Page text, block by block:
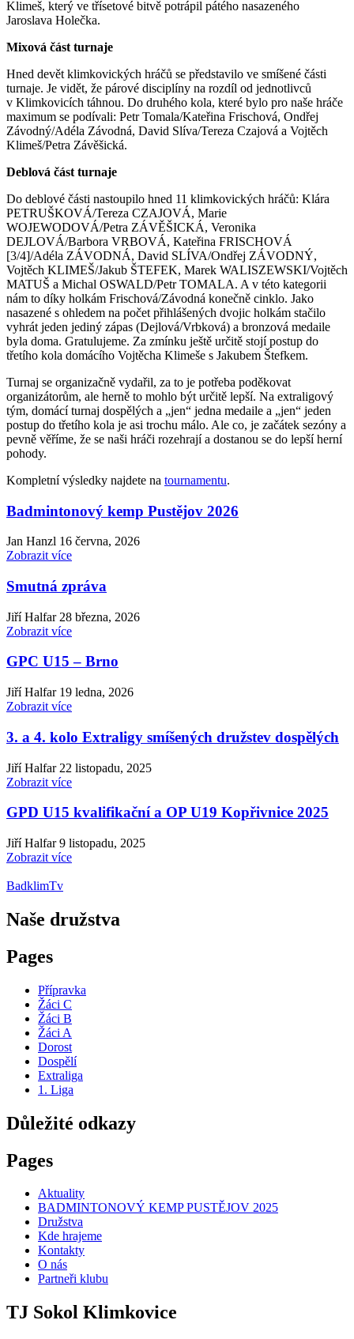
Klimeš, který ve třísetové bitvě potrápil pátého nasazeného
Jaroslava Holečka.
Mixová část turnaje
Hned devět klimkovických hráčů se představilo ve smíšené části
turnaje. Je vidět, že párové disciplíny na rozdíl od jednotlivců
v Klimkovicích táhnou. Do druhého kola, které bylo pro naše hráče
maximum se podívali: Petr Tomala/Kateřina Frischová, Ondřej
Závodný/Adéla Závodná, David Slíva/Tereza Czajová a Vojtěch
Klimeš/Petra Závěšická.
Deblová část turnaje
Do deblové části nastoupilo hned 11 klimkovických hráčů: Klára
PETRUŠKOVÁ/Tereza CZAJOVÁ, Marie
WOJEWODOVÁ/Petra ZÁVĚŠICKÁ, Veronika
DEJLOVÁ/Barbora VRBOVÁ, Kateřina FRISCHOVÁ
[3/4]/Adéla ZÁVODNÁ, David SLÍVA/Ondřej ZÁVODNÝ,
Vojtěch KLIMEŠ/Jakub ŠTEFEK, Marek WALISZEWSKI/Vojtěch
MATUŠ a Michal OSWALD/Petr TOMALA. A v této kategorii
nám to díky holkám Frischová/Závodná konečně cinklo. Jako
nasazené s ohledem na počet přihlášených dvojic holkám stačilo
vyhrát jeden jediný zápas (Dejlová/Vrbková) a bronzová medaile
byla doma. Gratulujeme. Za zmínku ještě určitě stojí postup do
třetího kola domácího Vojtěcha Klimeše s Jakubem Štefkem.
Turnaj se organizačně vydařil, za to je potřeba poděkovat
organizátorům, ale herně to mohlo být určitě lepší. Na extraligový
tým, domácí turnaj dospělých a „jen“ jedna medaile a „jen“ jeden
postup do třetího kola je asi trochu málo. Ale co, je začátek sezóny a
pevně věříme, že se naši hráči rozehrají a dostanou se do lepší herní
pohody.
Kompletní výsledky najdete na tournamentu.
Badmintonový kemp Pustějov 2026
Jan Hanzl 16 června, 2026
Zobrazit více
Smutná zpráva
Jiří Halfar 28 března, 2026
Zobrazit více
GPC U15 – Brno
Jiří Halfar 19 ledna, 2026
Zobrazit více
3. a 4. kolo Extraligy smíšených družstev dospělých
Jiří Halfar 22 listopadu, 2025
Zobrazit více
GPD U15 kvalifikační a OP U19 Kopřivnice 2025
Jiří Halfar9 listopadu, 2025
Zobrazit více
BadklimTv
Naše družstva
Pages
Přípravka
Žáci C
Žáci B
Žáci A
Dorost
Dospělí
Extraliga
1. Liga
Důležité odkazy
Pages
Aktuality
BADMINTONOVÝ KEMP PUSTĚJOV 2025
Družstva
Kde hrajeme
Kontakty
O nás
Partneři klubu
TJ Sokol Klimkovice